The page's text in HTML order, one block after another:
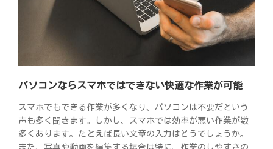
パソコンならスマホではできない快適な作業が可能
スマホでもできる作業が多くなり、パソコンは不要だという
声も多く聞きます。しかし、スマホでは効率が悪い作業が数
多くあります。たとえば長い文章の入力はどうでしょうか。
また、写真や動画を編集する場合は特に、作業のしやすさの